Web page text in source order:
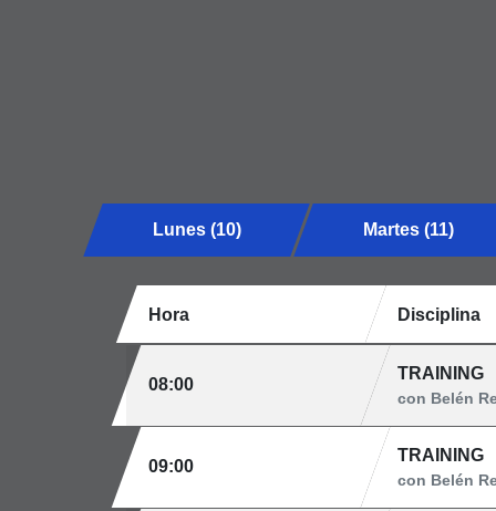
Lunes (10) Martes (11)
Hora Disciplina
08:00
TRAINING
con Belén
09:00
TRAINING
con Belén